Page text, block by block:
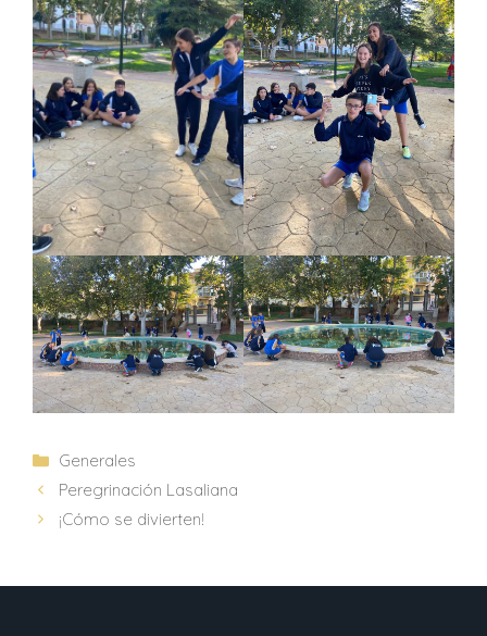
Generales
Peregrinación Lasaliana
¡Cómo se divierten!